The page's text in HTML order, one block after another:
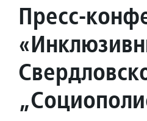
Пресс-